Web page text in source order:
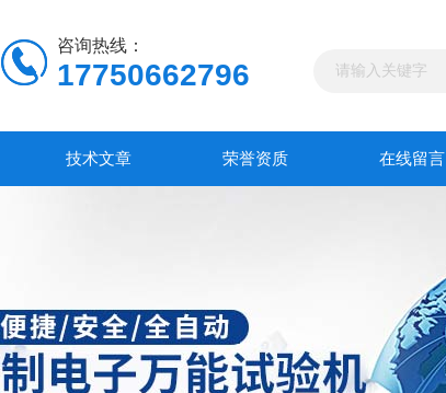
咨询热线：
17750662796
技术文章 荣誉资质 在线留言